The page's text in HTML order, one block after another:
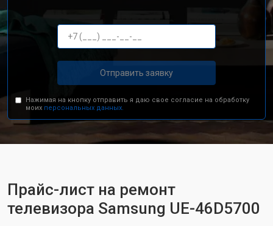
Отправить заявку
Нажимая на кнопку отправить я даю свое согласие на обработку
моих персональных данных.
Прайс-лист на ремонт
телевизора Samsung UE-46D5700